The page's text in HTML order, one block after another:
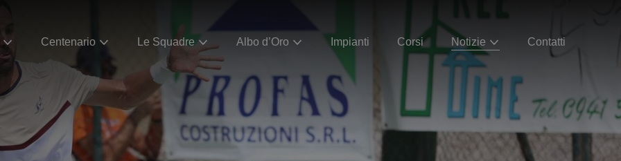
Centenario Le Squadre Albo d’Oro Impianti Corsi Notizie Contatti